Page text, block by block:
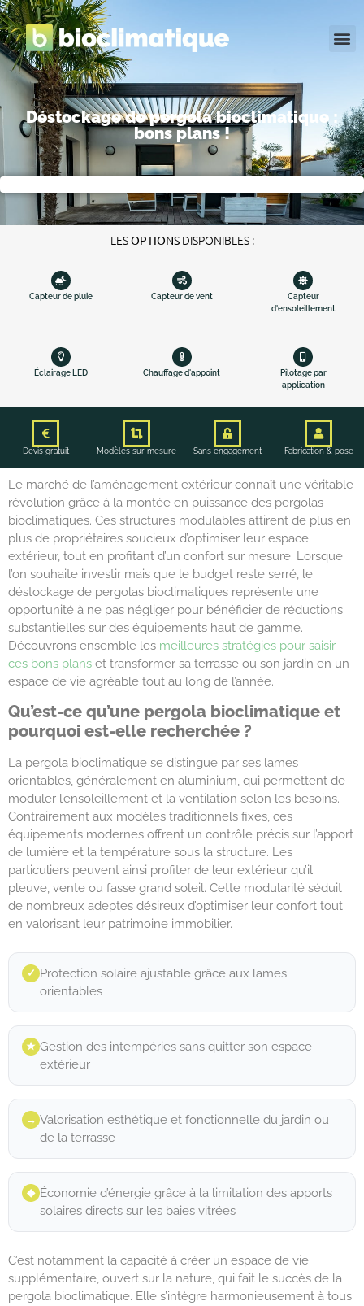
Déstockage de pergola bioclimatique :
bons plans !
LESOPTIONSDISPONIBLES :
Capteur de pluie Capteur de vent
Capteur
d'ensoleillement
Éclairage LED Chauffage d'appoint
Pilotage par
application
Devis gratuit Modèles sur mesure Sans engagement Fabrication & pose
Le marché de l’aménagement extérieur connaît une véritable
révolution grâce à la montée en puissance des pergolas
bioclimatiques. Ces structures modulables attirent de plus en
plus de propriétaires soucieux d’optimiser leur espace
extérieur, tout en profitant d’un confort sur mesure. Lorsque
l’on souhaite investir mais que le budget reste serré, le
déstockage de pergolas bioclimatiques représente une
opportunité à ne pas négliger pour bénéficier de réductions
substantielles sur des équipements haut de gamme.
Découvrons ensemble les meilleures stratégies pour saisir
ces bons plans et transformer sa terrasse ou son jardin en un
espace de vie agréable tout au long de l’année.
Qu’est-ce qu’une pergola bioclimatique et
pourquoi est-elle recherchée ?
La pergola bioclimatique se distingue par ses lames
orientables, généralement en aluminium, qui permettent de
moduler l’ensoleillement et la ventilation selon les besoins.
Contrairement aux modèles traditionnels fixes, ces
équipements modernes offrent un contrôle précis sur l’apport
de lumière et la température sous la structure. Les
particuliers peuvent ainsi profiter de leur extérieur qu’il
pleuve, vente ou fasse grand soleil. Cette modularité séduit
de nombreux adeptes désireux d’optimiser leur confort tout
en valorisant leur patrimoine immobilier.
✓︎ Protection solaire ajustable grâce aux lames
orientables
★︎ Gestion des intempéries sans quitter son espace
extérieur
→︎ Valorisation esthétique et fonctionnelle du jardin ou
de la terrasse
◆︎ Économie d’énergie grâce à la limitation des apports
solaires directs sur les baies vitrées
C’est notamment la capacité à créer un espace de vie
supplémentaire, ouvert sur la nature, qui fait le succès de la
pergola bioclimatique. Elle s’intègre harmonieusement à tous